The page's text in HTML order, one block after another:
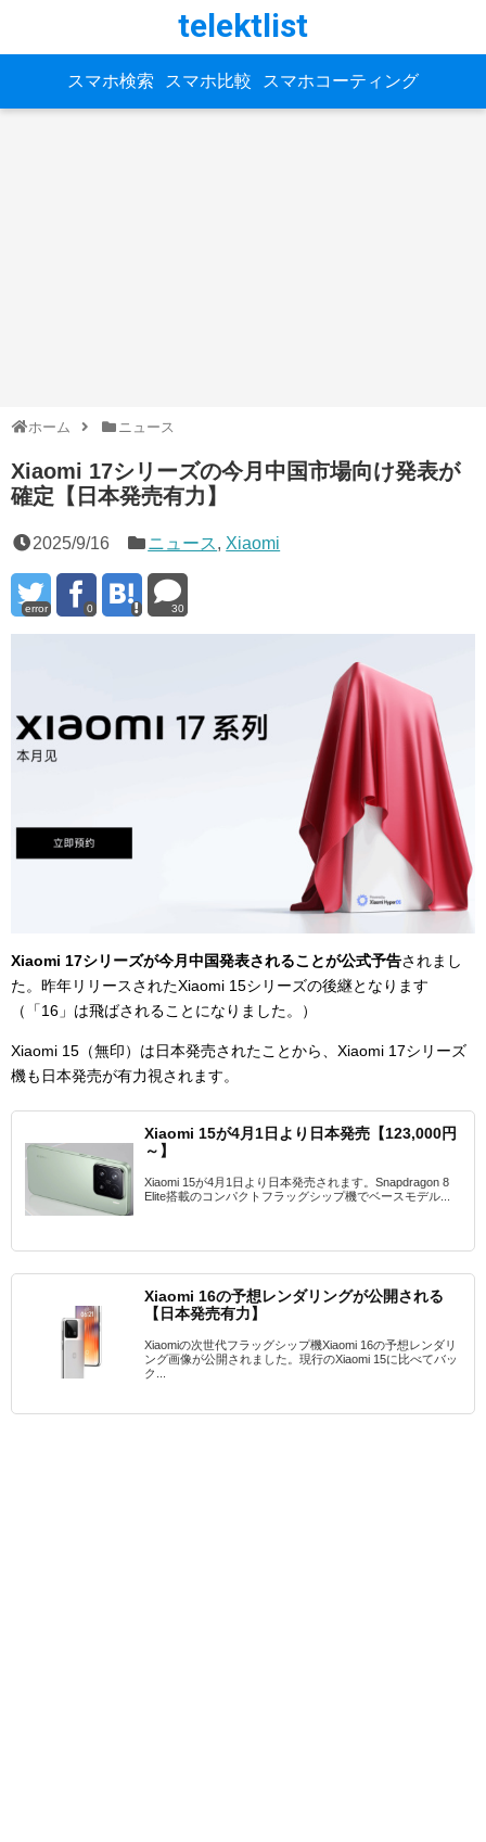
telektlist
スマホ検索 スマホ比較 スマホコーティング
ホーム ニュース
Xiaomi 17シリーズの今月中国市場向け発表が
確定【日本発売有力】
2025/9/16 ニュース, Xiaomi
error 0 30
Xiaomi 17シリーズが今月中国発表されることが公式予告されまし
た。昨年リリースされたXiaomi 15シリーズの後継となります
（「16」は飛ばされることになりました。）
Xiaomi 15（無印）は日本発売されたことから、Xiaomi 17シリーズ
機も日本発売が有力視されます。
Xiaomi 15が4月1日より日本発売【123,000円
～】
Xiaomi 15が4月1日より日本発売されます。Snapdragon 8
Elite搭載のコンパクトフラッグシップ機でベースモデル...
Xiaomi 16の予想レンダリングが公開される
【日本発売有力】
Xiaomiの次世代フラッグシップ機Xiaomi 16の予想レンダリ
ング画像が公開されました。現行のXiaomi 15に比べてバッ
ク...